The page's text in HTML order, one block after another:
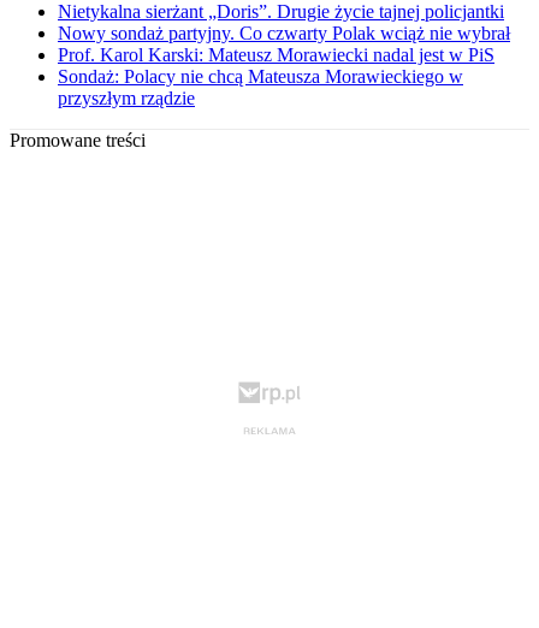
Nietykalna sierżant „Doris”. Drugie życie tajnej policjantki
Nowy sondaż partyjny. Co czwarty Polak wciąż nie wybrał
Prof. Karol Karski: Mateusz Morawiecki nadal jest w PiS
Sondaż: Polacy nie chcą Mateusza Morawieckiego w
przyszłym rządzie
Promowane treści